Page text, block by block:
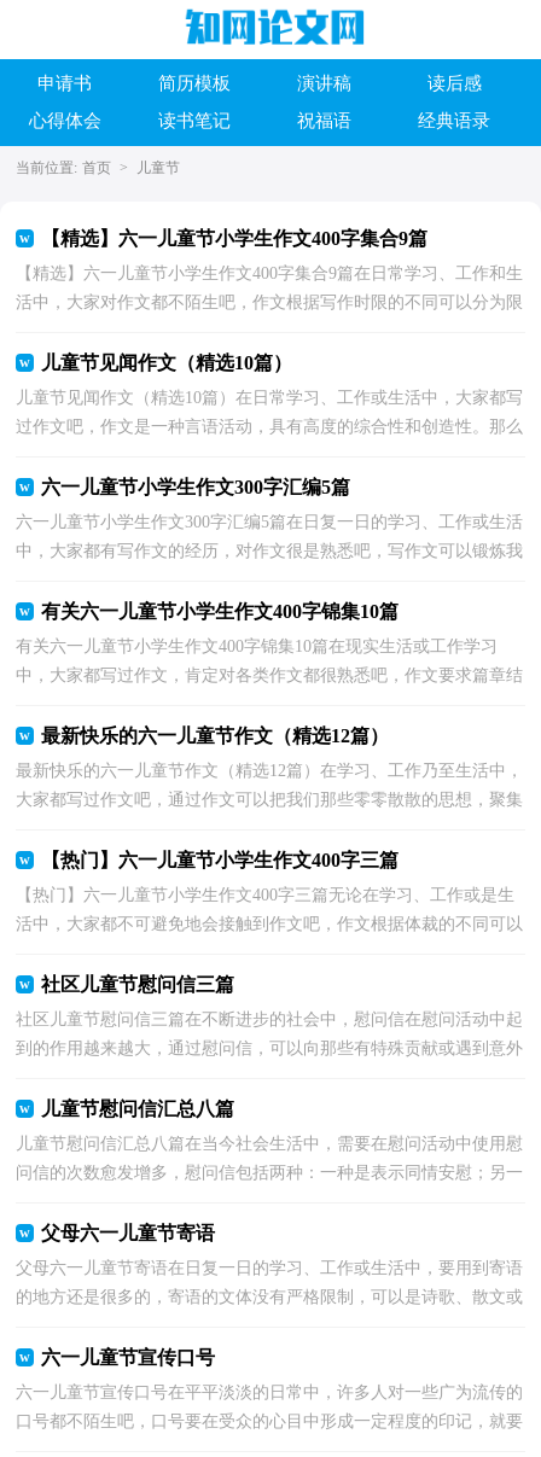
申请书 简历模板 演讲稿
读后感
心得体会
读书笔记 祝福语 经典语录
当前位置: 首页 > 儿童节
【精选】六一儿童节小学生作文400字集合9篇
【精选】六一儿童节小学生作文400字集合9篇在日常学习、工作和生
活中，大家对作文都不陌生吧，作文根据写作时限的不同可以分为限
儿童节见闻作文（精选10篇）
儿童节见闻作文（精选10篇）在日常学习、工作或生活中，大家都写
过作文吧，作文是一种言语活动，具有高度的综合性和创造性。那么
六一儿童节小学生作文300字汇编5篇
六一儿童节小学生作文300字汇编5篇在日复一日的学习、工作或生活
中，大家都有写作文的经历，对作文很是熟悉吧，写作文可以锻炼我
有关六一儿童节小学生作文400字锦集10篇
有关六一儿童节小学生作文400字锦集10篇在现实生活或工作学习
中，大家都写过作文，肯定对各类作文都很熟悉吧，作文要求篇章结
最新快乐的六一儿童节作文（精选12篇）
最新快乐的六一儿童节作文（精选12篇）在学习、工作乃至生活中，
大家都写过作文吧，通过作文可以把我们那些零零散散的思想，聚集
【热门】六一儿童节小学生作文400字三篇
【热门】六一儿童节小学生作文400字三篇无论在学习、工作或是生
活中，大家都不可避免地会接触到作文吧，作文根据体裁的不同可以
社区儿童节慰问信三篇
社区儿童节慰问信三篇在不断进步的社会中，慰问信在慰问活动中起
到的作用越来越大，通过慰问信，可以向那些有特殊贡献或遇到意外
儿童节慰问信汇总八篇
儿童节慰问信汇总八篇在当今社会生活中，需要在慰问活动中使用慰
问信的次数愈发增多，慰问信包括两种：一种是表示同情安慰；另一
父母六一儿童节寄语
父母六一儿童节寄语在日复一日的学习、工作或生活中，要用到寄语
的地方还是很多的，寄语的文体没有严格限制，可以是诗歌、散文或
六一儿童节宣传口号
六一儿童节宣传口号在平平淡淡的日常中，许多人对一些广为流传的
口号都不陌生吧，口号要在受众的心目中形成一定程度的印记，就要